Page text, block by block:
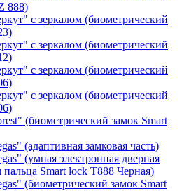
888)
с зеркалом (биометрический
с зеркалом (биометрический
с зеркалом (биометрический
с зеркалом (биометрический
(биометрический замок Smart
(адаптивная замковая часть)
(умная электронная дверная
пальца Smart lock T888 Черная)
(биометрический замок Smart